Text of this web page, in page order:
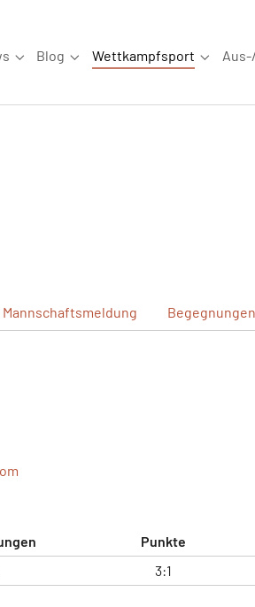
Submenu for "News"
Blog
Submenu for "Blog"
Wettkampfsport
Mannschaftsmeldung Begegnungen
Punkte
3:1